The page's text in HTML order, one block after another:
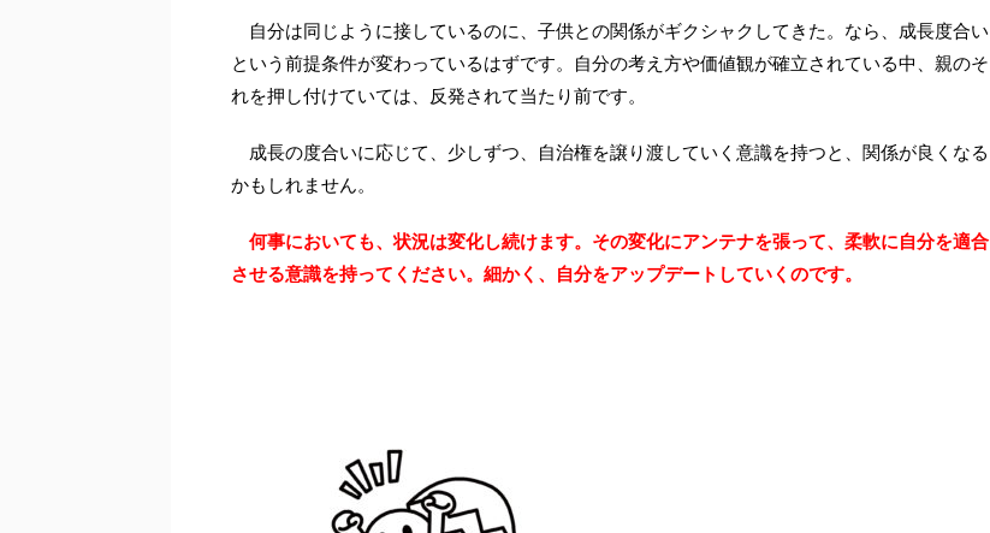
自分は同じように接しているのに、子供との関係がギクシャクしてきた。なら、成長度合い
という前提条件が変わっているはずです。自分の考え方や価値観が確立されている中、親のそ
れを押し付けていては、反発されて当たり前です。
成長の度合いに応じて、少しずつ、自治権を譲り渡していく意識を持つと、関係が良くなる
かもしれません。
何事においても、状況は変化し続けます。その変化にアンテナを張って、柔軟に自分を適合
させる意識を持ってください。細かく、自分をアップデートしていくのです。